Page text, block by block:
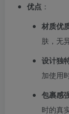
优点 ：
材质优
肤，无
设计独
加使用
包裹感
时的真